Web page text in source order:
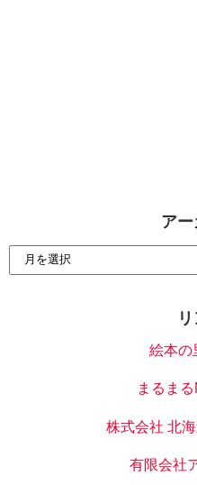
ア
絵本の
まるま
株式会社 北
有限会社